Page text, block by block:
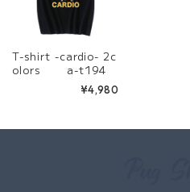
T-shirt -cardio- 2c
olors a-t194
¥4,980